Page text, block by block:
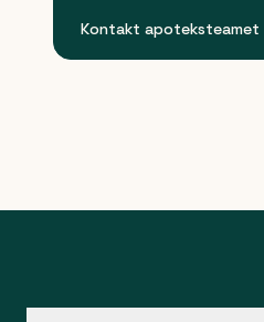
Kontakt apoteksteamet